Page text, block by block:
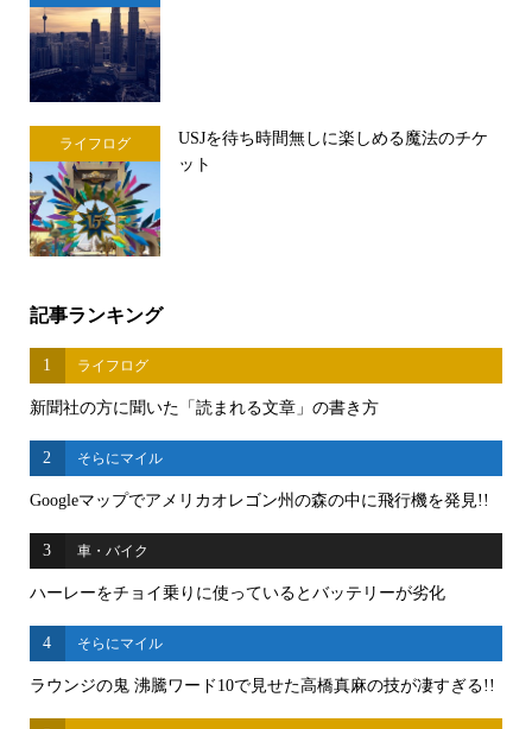
ライフログ
USJを待ち時間無しに楽しめる魔法のチケ
ット
記事ランキング
1 ライフログ
新聞社の方に聞いた「読まれる文章」の書き方
2 そらにマイル
Googleマップでアメリカオレゴン州の森の中に飛行機を発見!!
3 車・バイク
ハーレーをチョイ乗りに使っているとバッテリーが劣化
4 そらにマイル
ラウンジの鬼 沸騰ワード10で見せた高橋真麻の技が凄すぎる!!